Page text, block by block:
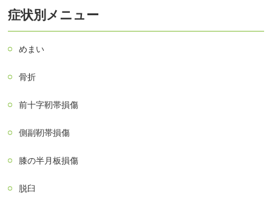
症状別メニュー
めまい
骨折
前十字靭帯損傷
側副靭帯損傷
膝の半月板損傷
脱臼